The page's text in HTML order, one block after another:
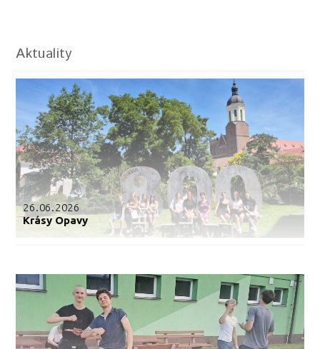
Aktuality
26.06.2026
Krásy Opavy